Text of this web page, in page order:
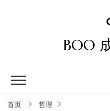
BOO
首页
哲理